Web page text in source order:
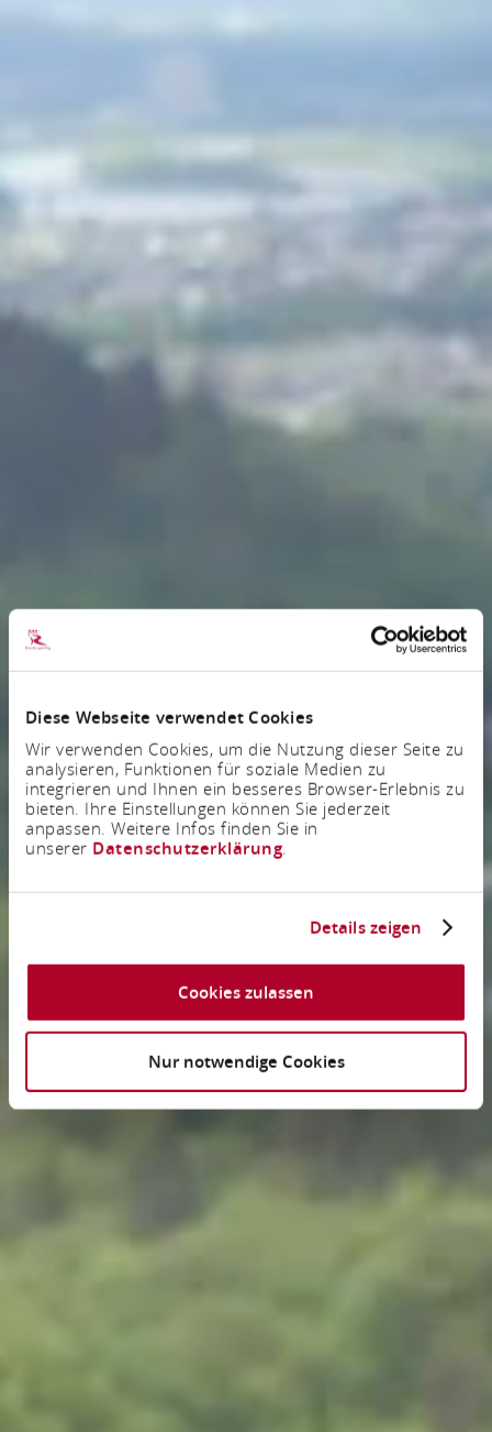
Diese Webseite verwendet Cookies
Wir verwenden Cookies, um die Nutzung dieser Seite zu
analysieren, Funktionen für soziale Medien zu
integrieren und Ihnen ein besseres Browser-Erlebnis zu
bieten. Ihre Einstellungen können Sie jederzeit
anpassen. Weitere Infos finden Sie in
unserer Datenschutzerklärung.
Details zeigen
Cookies zulassen
Nur notwendige Cookies